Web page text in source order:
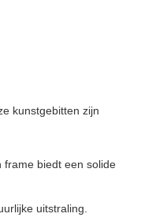
kunstgebitten zijn
frame biedt een solide
uitstraling.